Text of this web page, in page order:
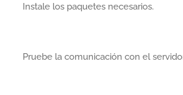
Instale los paquetes necesarios.
Pruebe la comunicación con el